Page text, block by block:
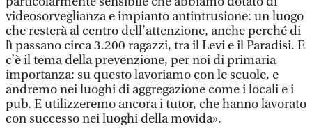
videosorveglianza e impianto antintrusione: un luogo
che resterà al centro dell’attenzione, anche perché di
lì passano circa 3.200 ragazzi, tra il Levi e il Paradisi. E
c’è il tema della prevenzione, per noi di primaria
importanza: su questo lavoriamo con le scuole, e
andremo nei luoghi di aggregazione come i locali e i
pub. E utilizzeremo ancora i tutor, che hanno lavorato
con successo nei luoghi della movida».